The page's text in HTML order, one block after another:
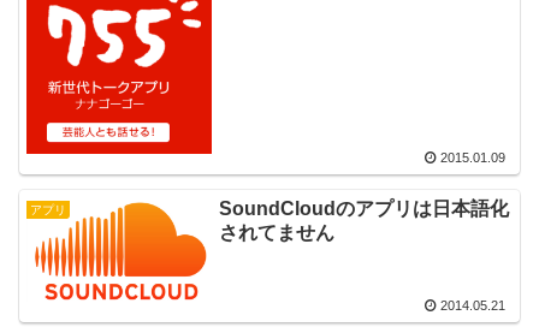
2015.01.09
アプリ
SoundCloudのアプリは日本語化
されてません
2014.05.21